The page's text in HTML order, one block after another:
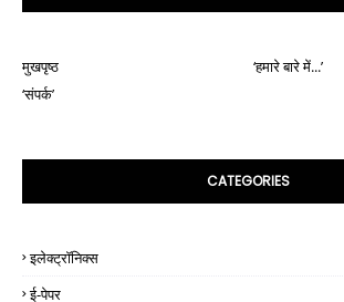
मुखपृष्ठ
‘हमारे बारे में...’
‘संपर्क’
CATEGORIES
इलेक्ट्रॉनिक्स
ई-पेपर